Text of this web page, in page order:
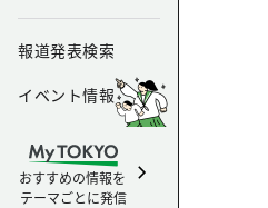
報道発表検索
イベント情報
おすすめの情報を
テーマごとに発信